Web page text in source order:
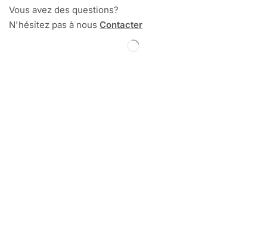
Vous avez des questions?
N'hésitez pas à nous Contacter